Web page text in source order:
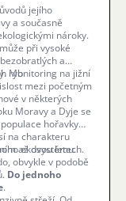
jejího
a současně
nároky.
při vysoké
a
ryb.
Monitoring na jižní
mezi početným
v některých
Moravy a Dyje se
hořavky
na charakteru
ekosystému.
až dvou letech.
obvykle v podobě
Do jednoho
.